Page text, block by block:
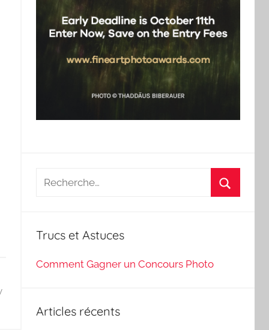
Recherche
Trucs et Astuces
Comment Gagner un Concours Photo
Articles récents